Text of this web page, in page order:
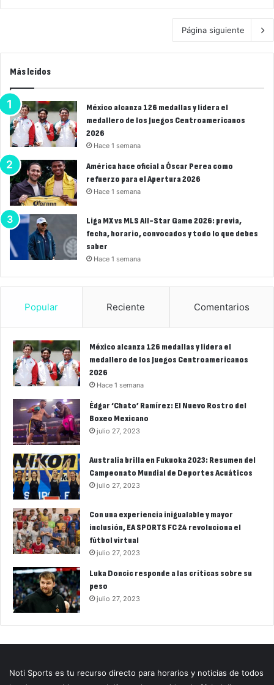
Página siguiente
Más leídos
México alcanza 126 medallas y lidera el
medallero de los Juegos Centroamericanos
2026
Hace 1 semana
América hace oficial a Óscar Perea como
refuerzo para el Apertura 2026
Hace 1 semana
Liga MX vs MLS All-Star Game 2026: previa,
fecha, horario, convocados y todo lo que debes
saber
Hace 1 semana
Popular Reciente Comentarios
México alcanza 126 medallas y lidera el
medallero de los Juegos Centroamericanos
2026
Hace 1 semana
Édgar ‘Chato’ Ramírez: El Nuevo Rostro del
Boxeo Mexicano
julio 27, 2023
Australia brilla en Fukuoka 2023: Resumen del
Campeonato Mundial de Deportes Acuáticos
julio 27, 2023
Con una experiencia inigualable y mayor
inclusión, EA SPORTS FC 24 revoluciona el
fútbol virtual
julio 27, 2023
Luka Doncic responde a las críticas sobre su
peso
julio 27, 2023
Noti Sports es tu recurso directo para horarios y noticias de todos